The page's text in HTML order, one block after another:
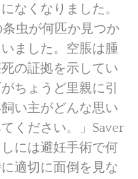
なくなりました。
虫が何匹か見つか
ました。空脹は腫
の証拠を示してい
ちょうど里親に引
い主がどんな思い
ください。」Saver
には避妊手術で何
適切に面倒を見な